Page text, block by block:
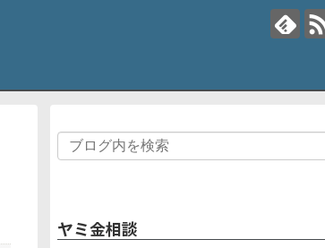
ヤミ金相談